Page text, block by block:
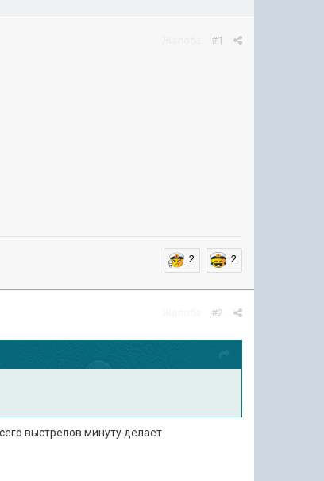
#1
2 2
#2
выстрелов минуту делает